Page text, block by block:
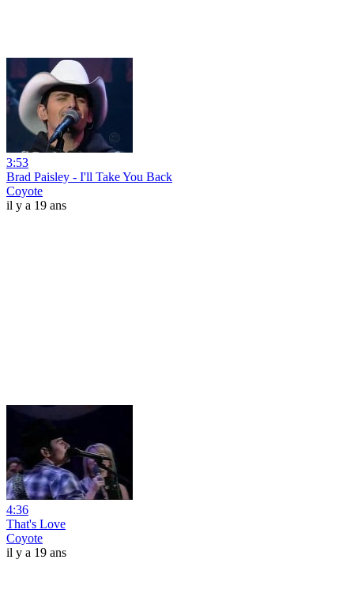
3:53
Brad Paisley - I'll Take You Back
Coyote
il y a 19 ans
4:36
That's Love
Coyote
il y a 19 ans